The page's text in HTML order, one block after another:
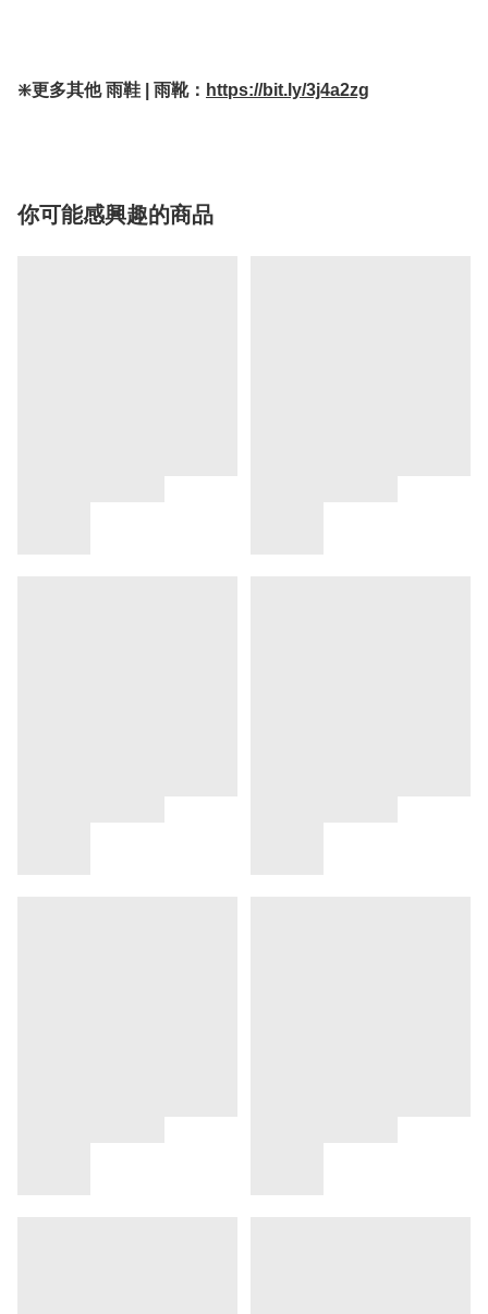
❇️更多其他 雨鞋 | 雨靴： https://bit.ly/3j4a2zg
你可能感興趣的商品